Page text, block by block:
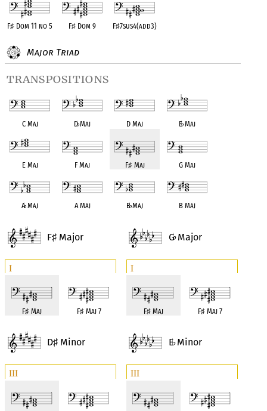
F♯ Dom 11 no 5 F♯ Dom 9 F♯7sus4(add3)
Major Triad
transpositions
C Maj D♭Maj D Maj E♭Maj
E Maj F Maj F♯Maj G Maj
A♭Maj A Maj B♭Maj B Maj
F♯ Major
I
F♯ Maj F♯Maj 7
G♭Major
I
F♯Maj F♯ Maj 7
D♯ Minor
III
E♭Minor
III